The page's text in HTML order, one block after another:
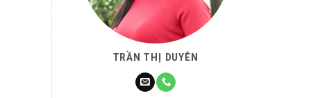
TRẦN THỊ DUYÊN